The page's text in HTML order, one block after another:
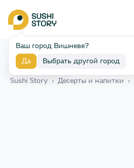
Ваш город Вишневе?
Да Выбрать другой город
Назад
Sushi Story › Десерты и напитки ›